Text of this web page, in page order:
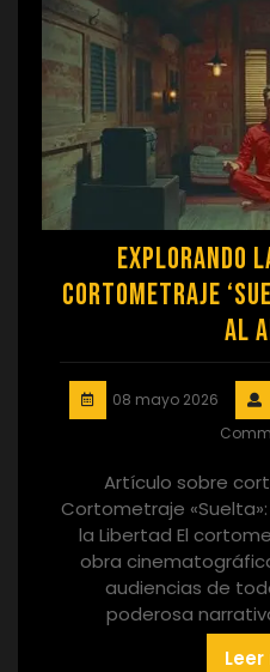
Explorando
Cortometraje
al
08 mayo 2026
Artículo sobre
Cortometraje
la Libertad El
obra
audiencias de
poderosa